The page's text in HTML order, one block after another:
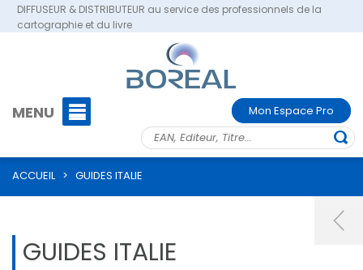
DIFFUSEUR & DISTRIBUTEUR au service des professionnels de la
cartographie et du livre
MENU Mon Espace Pro
ACCUEIL > GUIDES ITALIE
GUIDES ITALIE